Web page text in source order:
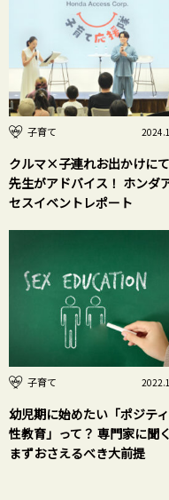
子育て
クルマ×子連れお出かけに
先生がアドバイス！ ホンダ
セスイベントレポート
子育て
幼児期に始めたい「ポジテ
性教育」って？ 専門家に聞く
まずおさえるべき大前提